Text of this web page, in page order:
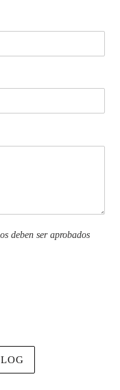
deben ser aprobados